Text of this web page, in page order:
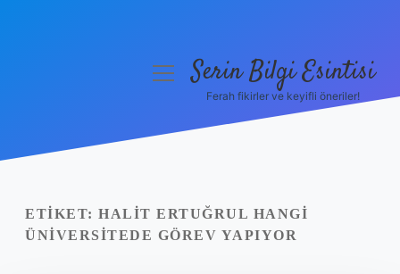
Yasal Uyarı
menüyüSerin Bilgi Esintisi
Ferah fikirler ve keyifli öneriler!
ETIKET: HALIT ERTUĞRUL HANGI
ÜNIVERSITEDE GÖREV YAPIYOR